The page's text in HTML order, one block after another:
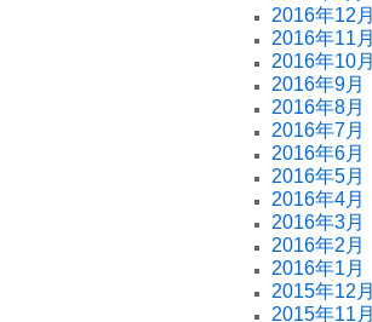
2016年12月
2016年11月
2016年10月
2016年9月
2016年8月
2016年7月
2016年6月
2016年5月
2016年4月
2016年3月
2016年2月
2016年1月
2015年12月
2015年11月